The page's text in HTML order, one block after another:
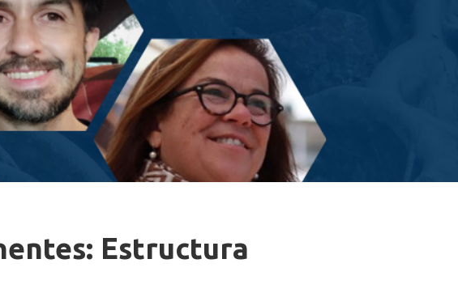
Estructura